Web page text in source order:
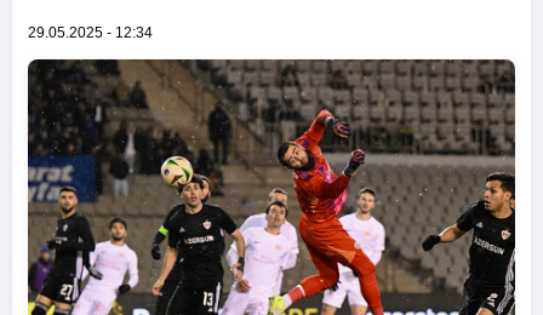
29.05.2025 - 12:34